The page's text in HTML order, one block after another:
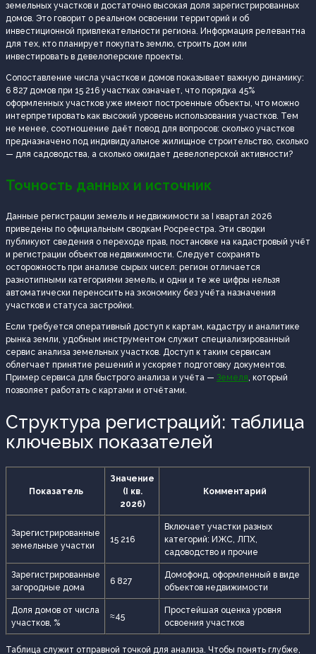
земельных участков и достаточно высокая доля зарегистрированных
домов. Это говорит о реальном освоении территорий и об
инвестиционной привлекательности региона. Информация релевантна
для тех, кто планирует покупать землю, строить дом или
инвестировать в девелоперские проекты.
Сопоставление числа участков и домов показывает важную динамику:
6 827 домов при 15 216 участках означает, что порядка 45%
оформленных участков уже имеют построенные объекты, что можно
интерпретировать как высокий уровень использования участков. Тем
не менее, соотношение даёт повод для вопросов: сколько участков
предназначено под индивидуальное жилищное строительство, сколько
— для садоводства, а сколько ожидает девелоперской активности?
Точность данных и источник
Данные регистрации земель и недвижимости за I квартал 2026
приведены по официальным сводкам Росреестра. Эти сводки
публикуют сведения о переходе прав, постановке на кадастровый учёт
и регистрации объектов недвижимости. Следует сохранять
осторожность при анализе сырых чисел: регион отличается
разнотипными категориями земель, и одни и те же цифры нельзя
автоматически переносить на экономику без учёта назначения
участков и статуса застройки.
Если требуется оперативный доступ к картам, кадастру и аналитике
рынка земли, удобным инструментом служит специализированный
сервис анализа земельных участков. Доступ к таким сервисам
облегчает принятие решений и ускоряет подготовку документов.
Пример сервиса для быстрого анализа и учёта — Земеля, который
позволяет работать с картами и отчётами.
Структура регистраций: таблица
ключевых показателей
Показатель
Значение
(I кв.
2026)
Комментарий
Зарегистрированные
земельные участки
15 216
Включает участки разных
категорий: ИЖС, ЛПХ,
садоводство и прочие
Зарегистрированные
загородные дома
6 827
Домофонд, оформленный в виде
объектов недвижимости
Доля домов от числа
участков, %
≈45
Простейшая оценка уровня
освоения участков
Таблица служит отправной точкой для анализа. Чтобы понять глубже,